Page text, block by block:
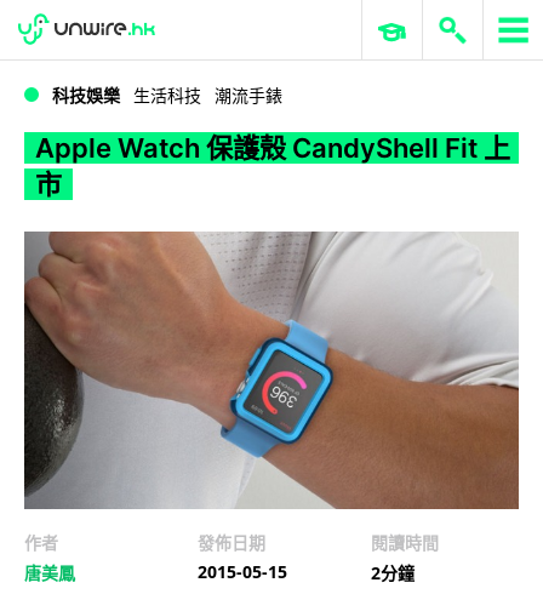
Apple Watch 保護殼 CandyShell Fit 上市
WWDC 2026 ERP 與商業 AI
科技娛樂 生活科技 潮流手錶
Apple Watch 保護殼 CandyShell Fit 上
市
作者
唐美鳳
發佈日期
2015-05-15
閱讀時間
2分鐘